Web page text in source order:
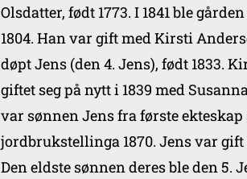
Olsdatter, født 1773. I 1841 ble
1804. Han var gift med Kirsti
døpt Jens (den 4. Jens), født 1833.
giftet seg på nytt i 1839 med
var sønnen Jens fra første
jordbrukstellinga 1870. Jens var
Den eldste sønnen deres ble den 5.